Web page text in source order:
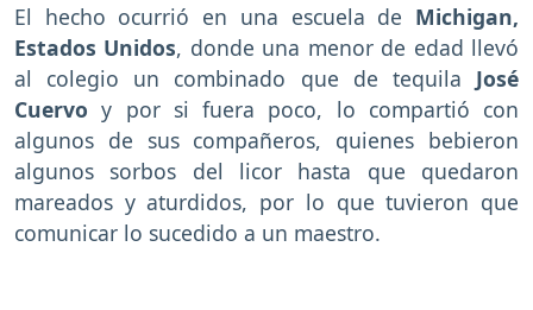
El hecho ocurrió en una escuela de Michigan,
Estados Unidos, donde una menor de edad llevó
al colegio un combinado que de tequila José
Cuervoy por si fuera poco, lo compartió con
algunos de sus compañeros, quienes bebieron
algunos sorbos del licor hasta que quedaron
mareados y aturdidos, por lo que tuvieron que
comunicar lo sucedido a un maestro.